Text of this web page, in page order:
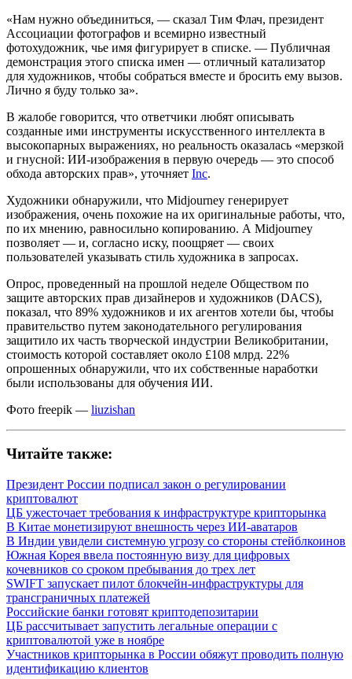
«Нам нужно объединиться, — сказал Тим Флач, президент
Ассоциации фотографов и всемирно известный
фотохудожник, чье имя фигурирует в списке. — Публичная
демонстрация этого списка имен — отличный катализатор
для художников, чтобы собраться вместе и бросить ему вызов.
Лично я буду только за».
В жалобе говорится, что ответчики любят описывать
созданные ими инструменты искусственного интеллекта в
высокопарных выражениях, но реальность оказалась «мерзкой
и гнусной: ИИ-изображения в первую очередь — это способ
обхода авторских прав», уточняет Inc.
Художники обнаружили, что Midjourney генерирует
изображения, очень похожие на их оригинальные работы, что,
по их мнению, равносильно копированию. А Midjourney
позволяет — и, согласно иску, поощряет — своих
пользователей указывать стиль художника в запросах.
Опрос, проведенный на прошлой неделе Обществом по
защите авторских прав дизайнеров и художников (DACS),
показал, что 89% художников и их агентов хотели бы, чтобы
правительство путем законодательного регулирования
защитило их часть творческой индустрии Великобритании,
стоимость которой составляет около £108 млрд. 22%
опрошенных обнаружили, что их собственные наработки
были использованы для обучения ИИ.
Фото freepik — liuzishan
Читайте также:
Президент России подписал закон о регулировании
криптовалют
ЦБ ужесточает требования к инфраструктуре крипторынка
В Китае монетизируют внешность через ИИ-аватаров
В Индии увидели системную угрозу со стороны стейблкоинов
Южная Корея ввела постоянную визу для цифровых
кочевников со сроком пребывания до трех лет
SWIFT запускает пилот блокчейн-инфраструктуры для
трансграничных платежей
Российские банки готовят криптодепозитарии
ЦБ рассчитывает запустить легальные операции с
криптовалютой уже в ноябре
Участников крипторынка в России обяжут проводить полную
идентификацию клиентов